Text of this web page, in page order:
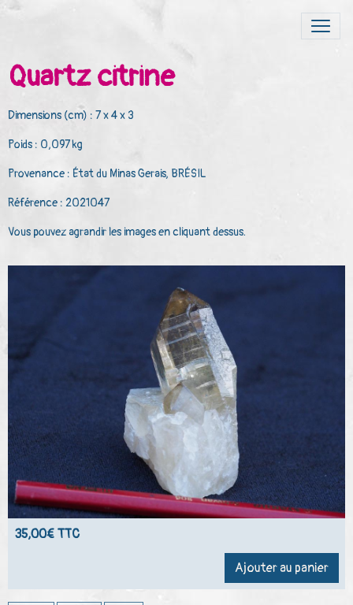
Quartz citrine
Dimensions (cm) : 7 x 4 x 3
Poids : 0,097 kg
Provenance : État du Minas Gerais, BRÉSIL
Référence : 2021047
Vous pouvez agrandir les images en cliquant dessus.
35,00€ TTC
Ajouter au panier